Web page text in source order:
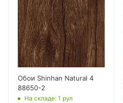
Обои Shinhan Natural 4
88650-2
На складе: 1 рул